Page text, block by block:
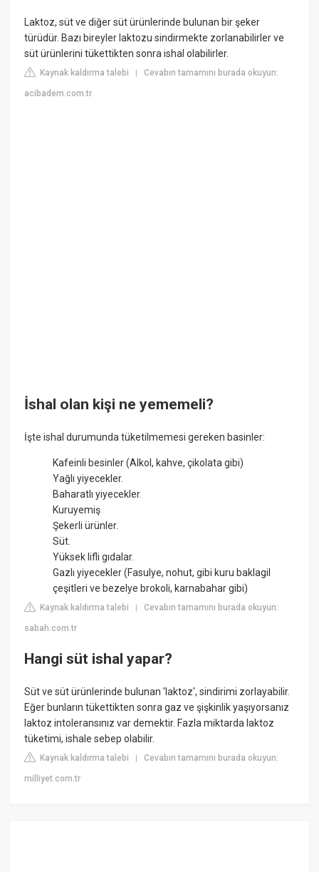
Laktoz, süt ve diğer süt ürünlerinde bulunan bir şeker
türüdür. Bazı bireyler laktozu sindirmekte zorlanabilirler ve
süt ürünlerini tükettikten sonra ishal olabilirler.
Kaynak kaldırma talebi |Cevabın tamamını burada okuyun:
acibadem.com.tr
İshal olan kişi ne yememeli?
İşte ishal durumunda tüketilmemesi gereken basinler:
Kafeinli besinler (Alkol, kahve, çikolata gibi)
Yağlı yiyecekler.
Baharatlı yiyecekler.
Kuruyemiş
Şekerli ürünler.
Süt.
Yüksek lifli gıdalar.
Gazlı yiyecekler (Fasulye, nohut, gibi kuru baklagil
çeşitleri ve bezelye brokoli, karnabahar gibi)
Kaynak kaldırma talebi |Cevabın tamamını burada okuyun:
sabah.com.tr
Hangi süt ishal yapar?
Süt ve süt ürünlerinde bulunan 'laktoz', sindirimi zorlayabilir.
Eğer bunların tükettikten sonra gaz ve şişkinlik yaşıyorsanız
laktoz intoleransınız var demektir. Fazla miktarda laktoz
tüketimi, ishale sebep olabilir.
Kaynak kaldırma talebi |Cevabın tamamını burada okuyun:
milliyet.com.tr